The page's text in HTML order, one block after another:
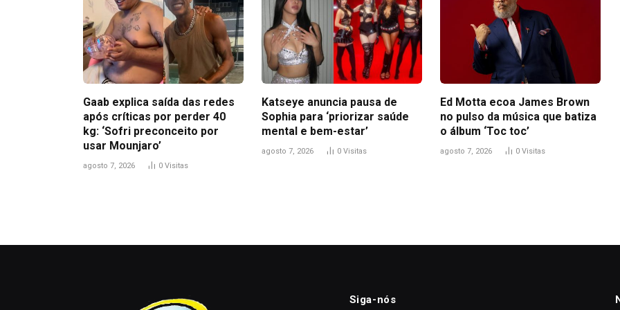
Gaab explica saída das redes
após críticas por perder 40
kg: ‘Sofri preconceito por
usar Mounjaro’
agosto 7, 2026 0 Visitas
Katseye anuncia pausa de
Sophia para ‘priorizar saúde
mental e bem-estar’
agosto 7, 2026 0 Visitas
Ed Motta ecoa James Brown
no pulso da música que batiza
o álbum ‘Toc toc’
agosto 7, 2026 0 Visitas
Siga-nós